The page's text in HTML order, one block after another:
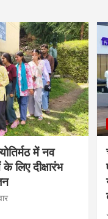
में नव
लिए दीक्षारंभ